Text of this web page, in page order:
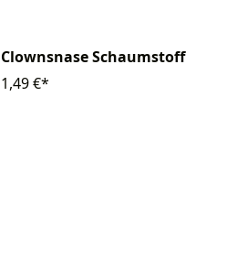
Clownsnase Schaumstoff
1,49 €*